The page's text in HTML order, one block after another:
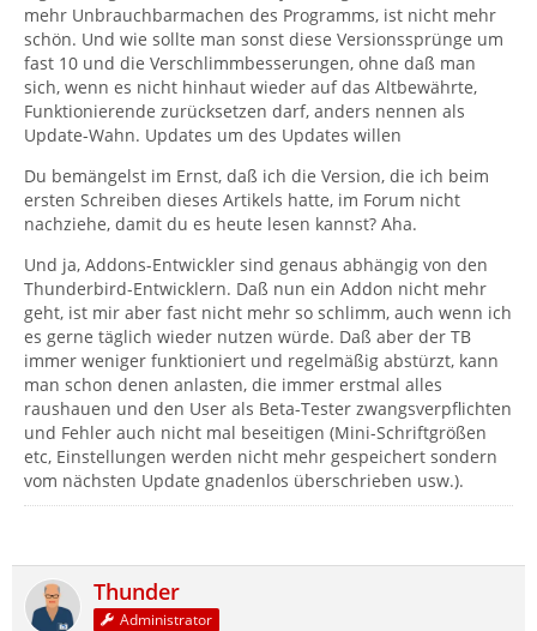
nicht den TB-Entwicklern aufbürden.
Die Möglichkeiten einer Erweiterung sollte man
selbstverständlich nutzen, wenn man sie denn kennt.
Bringe also aus Sicherheitsgründen deinen TB auf die
Version 68.3.1.
mehr Unbrauchbarmachen des Programms, ist nicht mehr
schön. Und wie sollte man sonst diese Versionssprünge um
fast 10 und die Verschlimmbesserungen, ohne daß man
sich, wenn es nicht hinhaut wieder auf das Altbewährte,
Funktionierende zurücksetzen darf, anders nennen als
Update-Wahn. Updates um des Updates willen
Du bemängelst im Ernst, daß ich die Version, die ich beim
ersten Schreiben dieses Artikels hatte, im Forum nicht
nachziehe, damit du es heute lesen kannst? Aha.
Und ja, Addons-Entwickler sind genaus abhängig von den
Thunderbird-Entwicklern. Daß nun ein Addon nicht mehr
geht, ist mir aber fast nicht mehr so schlimm, auch wenn ich
es gerne täglich wieder nutzen würde. Daß aber der TB
immer weniger funktioniert und regelmäßig abstürzt, kann
man schon denen anlasten, die immer erstmal alles
raushauen und den User als Beta-Tester zwangsverpflichten
und Fehler auch nicht mal beseitigen (Mini-Schriftgrößen
etc, Einstellungen werden nicht mehr gespeichert sondern
vom nächsten Update gnadenlos überschrieben usw.).
Thunder
Administrator